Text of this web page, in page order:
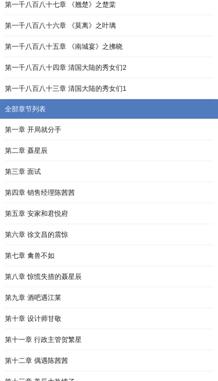
第一千八百八十七章 《翘楚》之楚棠
第一千八百八十六章 《莫离》之叶璃
第一千八百八十五章 《南城宴》之拂晓
第一千八百八十四章 清国大陆的秀女们2
第一千八百八十三章 清国大陆的秀女们1
全部章节列表
第一章 开局就分手
第二章 聂星辰
第三章 面试
第四章 销售经理陈茜茜
第五章 安家和君悦府
第六章 徐文昌的震惊
第七章 禽兽不如
第八章 惊慌失措的聂星辰
第九章 酒吧遇江莱
第十章 设计师甘敬
第十一章 行政主管贺繁星
第十二章 偶遇陈茜茜